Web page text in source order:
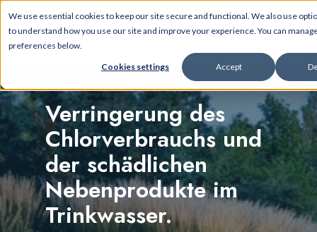
We use essential cookies to keep our site secure and functional. We also use
to understand how you use our site and improve your experience. You can
preferences below.
Cookies settings Accept
Verringerung des
Chlorverbrauchs und
der schädlichen
Nebenprodukte im
Trinkwasser.